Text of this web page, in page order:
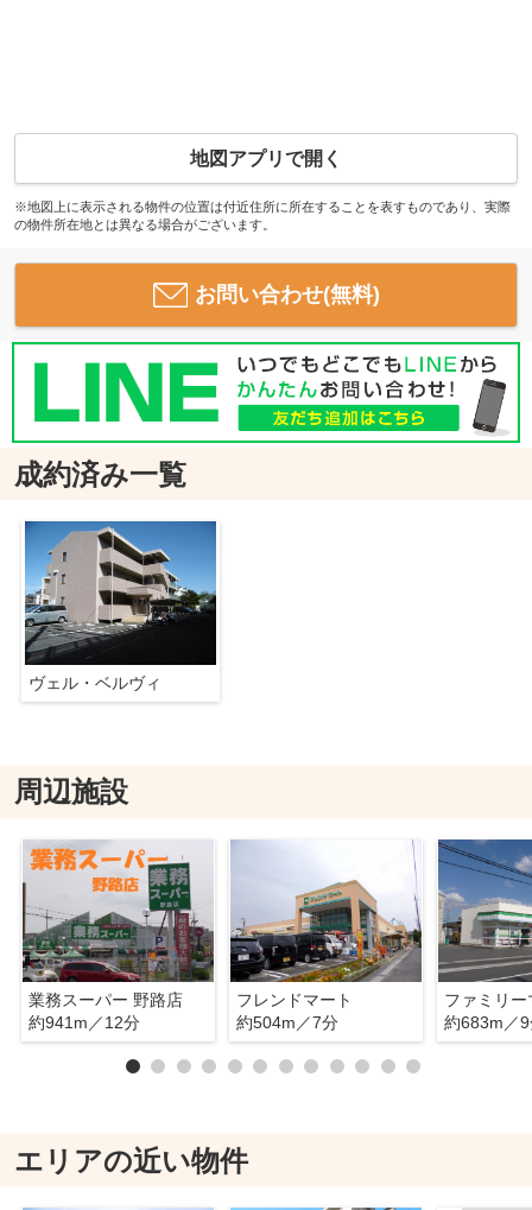
地図アプリで開く
※地図上に表示される物件の位置は付近住所に所在することを表すものであり、実際
の物件所在地とは異なる場合がございます。
お問い合わせ(無料)
成約済み一覧
ヴェル・ベルヴィ
周辺施設
業務スーパー 野路店
約941m／12分
フレンドマート
約504m／7分
ファミリー
約683m／
エリアの近い物件